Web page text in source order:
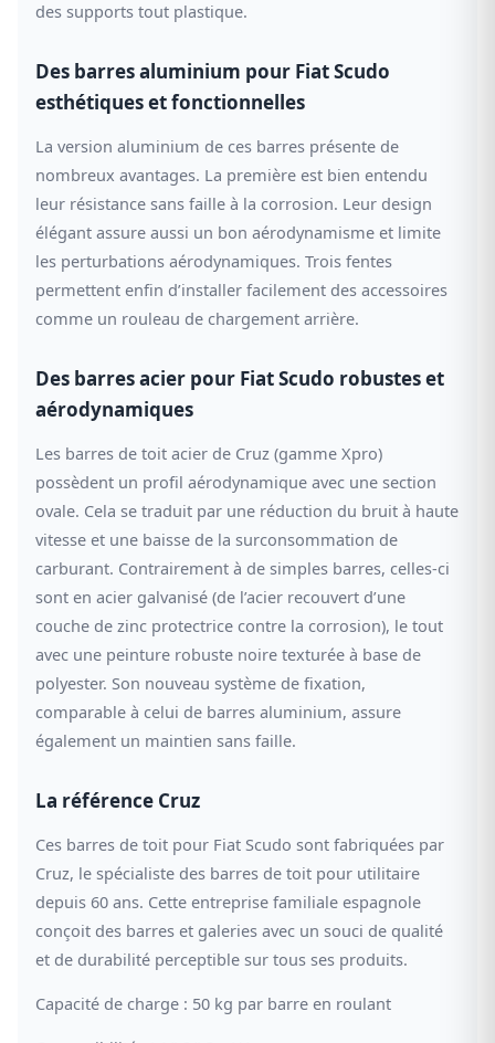
des supports tout plastique.
Des barres aluminium pour Fiat Scudo
esthétiques et fonctionnelles
La version aluminium de ces barres présente de
nombreux avantages. La première est bien entendu
leur résistance sans faille à la corrosion. Leur design
élégant assure aussi un bon aérodynamisme et limite
les perturbations aérodynamiques. Trois fentes
permettent enfin d’installer facilement des accessoires
comme un rouleau de chargement arrière.
Des barres acier pour Fiat Scudo robustes et
aérodynamiques
Les barres de toit acier de Cruz (gamme Xpro)
possèdent un profil aérodynamique avec une section
ovale. Cela se traduit par une réduction du bruit à haute
vitesse et une baisse de la surconsommation de
carburant. Contrairement à de simples barres, celles-ci
sont en acier galvanisé (de l’acier recouvert d’une
couche de zinc protectrice contre la corrosion), le tout
avec une peinture robuste noire texturée à base de
polyester. Son nouveau système de fixation,
comparable à celui de barres aluminium, assure
également un maintien sans faille.
La référence Cruz
Ces barres de toit pour Fiat Scudo sont fabriquées par
Cruz, le spécialiste des barres de toit pour utilitaire
depuis 60 ans. Cette entreprise familiale espagnole
conçoit des barres et galeries avec un souci de qualité
et de durabilité perceptible sur tous ses produits.
Capacité de charge : 50 kg par barre en roulant